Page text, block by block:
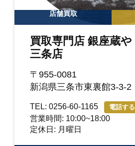
店舗買取
買取専門店 銀座蔵や
三条店
〒955-0081
新潟県三条市東裏館3-3-2
TEL: 0256-60-1165 電話する
営業時間: 10:00~18:00
定休日: 月曜日